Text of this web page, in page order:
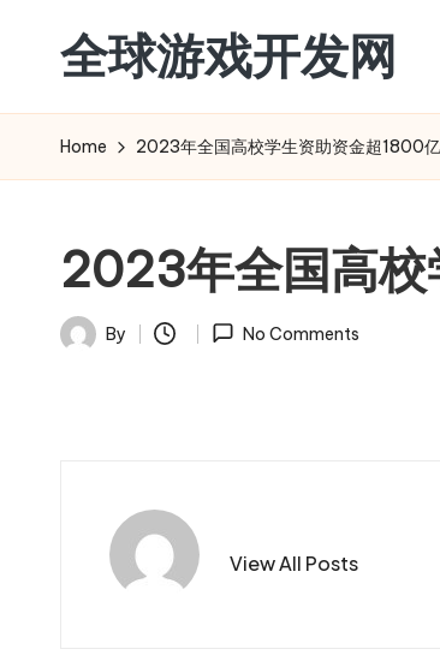
content
全球游戏开发网
Home 2023年全国高校学生资助资金超1800
2023年全国高校
Posted
By No Comments
View All Posts